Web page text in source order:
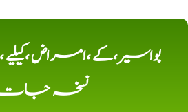
بواسیر،کے ،امراض ،کیلیے
نسخہ